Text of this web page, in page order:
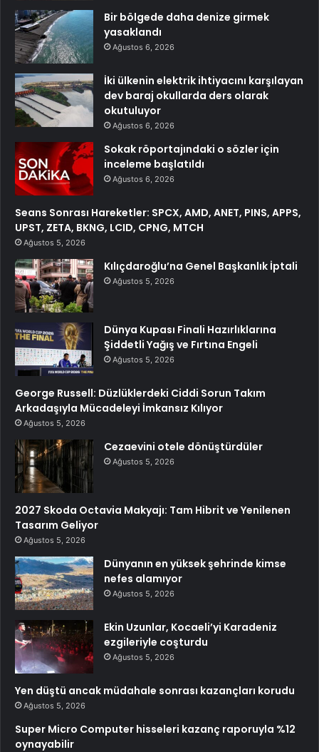
Bir bölgede daha denize girmek
yasaklandı
Ağustos 6, 2026
İki ülkenin elektrik ihtiyacını karşılayan
dev baraj okullarda ders olarak
okutuluyor
Ağustos 6, 2026
Sokak röportajındaki o sözler için
inceleme başlatıldı
Ağustos 6, 2026
Seans Sonrası Hareketler: SPCX, AMD, ANET, PINS, APPS,
UPST, ZETA, BKNG, LCID, CPNG, MTCH
Ağustos 5, 2026
Kılıçdaroğlu’na Genel Başkanlık İptali
Ağustos 5, 2026
Dünya Kupası Finali Hazırlıklarına
Şiddetli Yağış ve Fırtına Engeli
Ağustos 5, 2026
George Russell: Düzlüklerdeki Ciddi Sorun Takım
Arkadaşıyla Mücadeleyi İmkansız Kılıyor
Ağustos 5, 2026
Cezaevini otele dönüştürdüler
Ağustos 5, 2026
2027 Skoda Octavia Makyajı: Tam Hibrit ve Yenilenen
Tasarım Geliyor
Ağustos 5, 2026
Dünyanın en yüksek şehrinde kimse
nefes alamıyor
Ağustos 5, 2026
Ekin Uzunlar, Kocaeli’yi Karadeniz
ezgileriyle coşturdu
Ağustos 5, 2026
Yen düştü ancak müdahale sonrası kazançları korudu
Ağustos 5, 2026
Super Micro Computer hisseleri kazanç raporuyla %12
oynayabilir